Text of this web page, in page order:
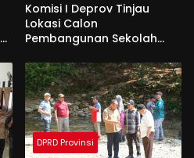
Komisi I Deprov Tinjau
Lokasi Calon
Pembangunan Sekolah
DPRD Provinsi